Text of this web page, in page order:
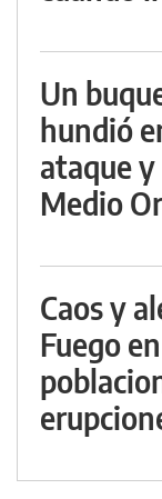
Un
hundió
ataque
Medio
Caos y
Fuego